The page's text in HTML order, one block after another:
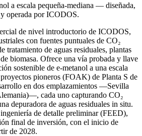
a escala pequeña-mediana — diseñada,
operada por ICODOS.
de nivel introductorio de ICODOS,
con fuentes puntuales de CO₂
tratamiento de aguas residuales, plantas
biomasa. Ofrece una vía probada y llave
sostenible de e-metanol a una escala
pioneros (FOAK) de Planta S de
en dos emplazamientos —Sevilla
cada uno capturando CO₂
depuradora de aguas residuales in situ.
de detalle preliminar (FEED),
final de inversión, con el inicio de
de 2028.